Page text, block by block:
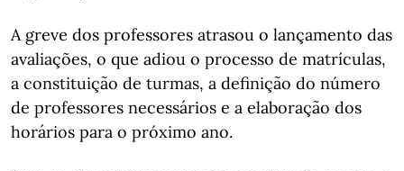
A greve dos professores atrasou o lançamento das
avaliações, o que adiou o processo de matrículas,
a constituição de turmas, a definição do número
de professores necessários e a elaboração dos
horários para o próximo ano.